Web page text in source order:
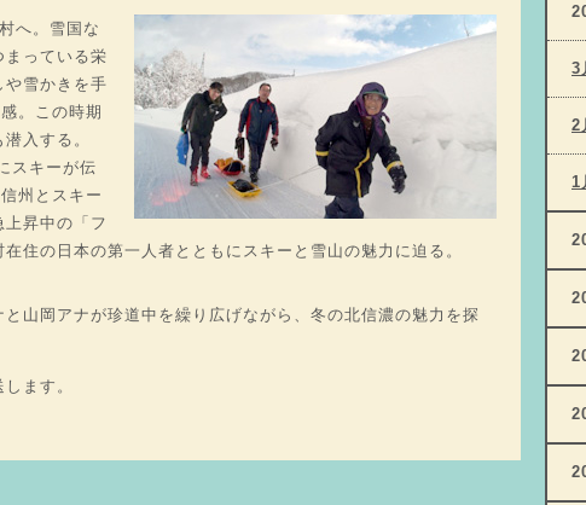
へ。雪国な
まっている栄
や雪かきを手
。この時期
入する。
スキーが伝
州とスキー
昇中の「フ
住の日本の第一人者とともにスキーと雪山の魅力に迫る。
山岡アナが珍道中を繰り広げながら、冬の北信濃の魅力を探
ます。
3
2
1